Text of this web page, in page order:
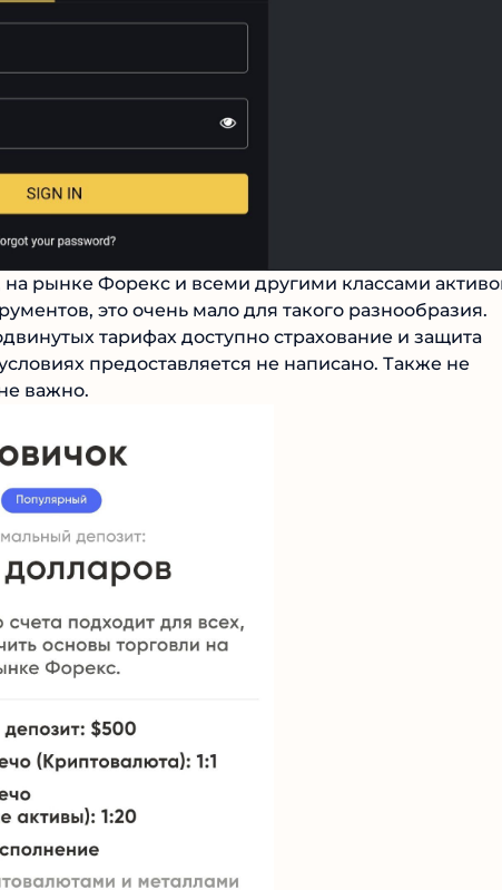
рынке Форекс и всеми другими классами
это очень мало для такого разнообразия.
тарифах доступно страхование и защита
предоставляется не написано. Также не
важно.